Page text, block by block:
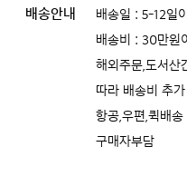
배송안내
배송일 : 5-12일
배송비 : 30만원
해외주문,도서산
따라 배송비 추
항공,우편,퀵배
구매자부담